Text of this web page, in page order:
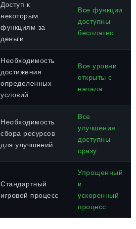
Доступ к
некоторым
функциям за
деньги
Все функции
доступны
бесплатно
Необходимость
достижения
определенных
условий
Все уровни
открыты с
начала
Необходимость
сбора ресурсов
для улучшений
Все
улучшения
доступны
сразу
Стандартный
игровой процесс
Упрощенный
и
ускоренный
процесс